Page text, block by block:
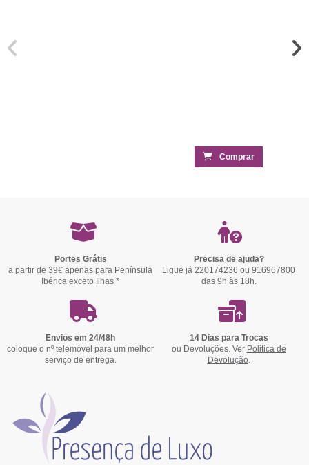
Comprar
Portes Grátis
a partir de 39€ apenas para Península
Ibérica exceto Ilhas *
Precisa de ajuda?
Ligue já 220174236 ou 916967800
das 9h às 18h.
Envios em 24/48h
coloque o nº telemóvel para um melhor
serviço de entrega.
14 Dias para Trocas
ou Devoluções. Ver Politica de
Devolução.